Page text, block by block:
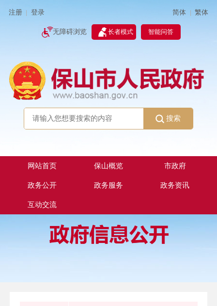
注册 登录 简体 | 繁体
无障碍浏览 长者模式 智能问答
搜索
网站首页 保山概览 市政府
政务公开 政务服务 政务资讯
互动交流